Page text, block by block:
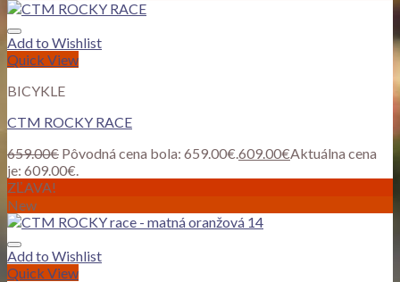
Add to Wishlist
Quick View
BICYKLE
CTM ROCKY RACE
659.00€ Pôvodná cena bola: 659.00€.609.00€Aktuálna cena
je: 609.00€.
ZĽAVA!
New
Add to Wishlist
Quick View